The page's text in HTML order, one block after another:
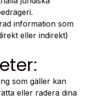
information som
eller indirekt)
som gäller kan
eller radera dina